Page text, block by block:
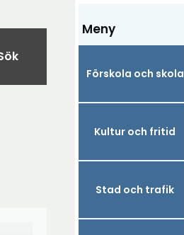
Meny
Förskola och skola
Kultur och fritid
Stad och trafik